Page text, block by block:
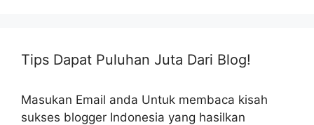
Tips Dapat Puluhan Juta Dari Blog!
Masukan Email anda Untuk membaca kisah
sukses blogger Indonesia yang hasilkan